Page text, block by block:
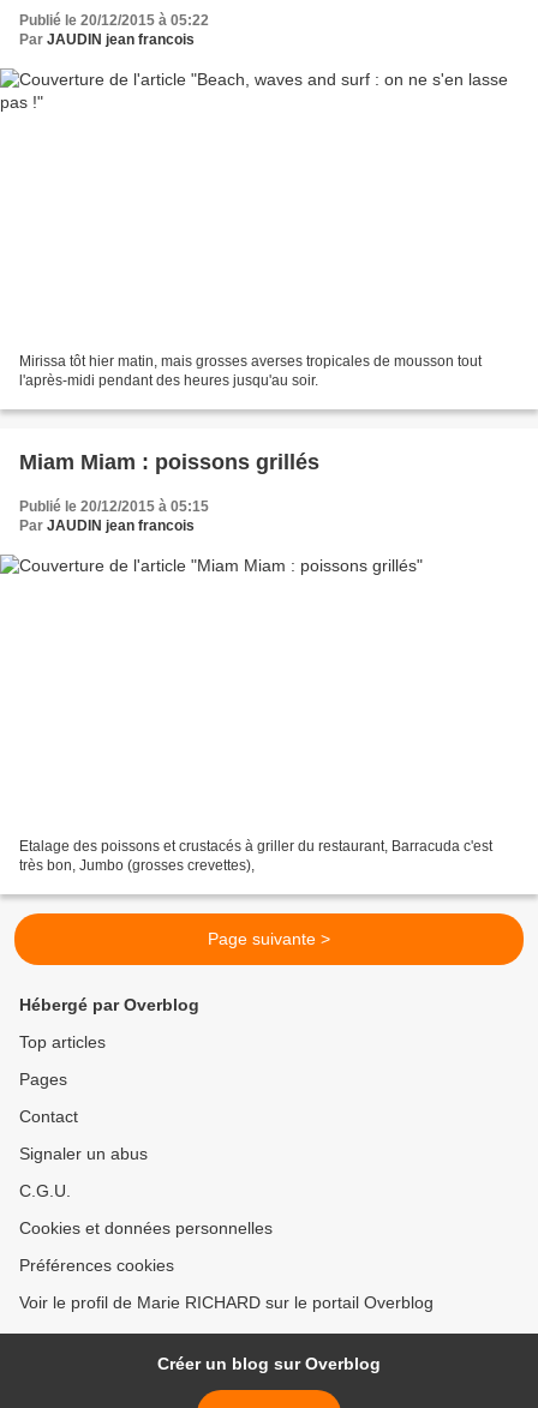
Publié le 20/12/2015 à 05:22
Par JAUDIN jean francois
Mirissa tôt hier matin, mais grosses averses tropicales de mousson tout
l'après-midi pendant des heures jusqu'au soir.
Miam Miam : poissons grillés
Publié le 20/12/2015 à 05:15
Par JAUDIN jean francois
Etalage des poissons et crustacés à griller du restaurant, Barracuda c'est
très bon, Jumbo (grosses crevettes),
Page suivante >
Hébergé par Overblog
Top articles
Pages
Contact
Signaler un abus
C.G.U.
Cookies et données personnelles
Préférences cookies
Voir le profil de Marie RICHARD sur le portail Overblog
Créer un blog sur Overblog